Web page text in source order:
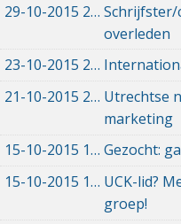
29-10-2015 29-10-2015 00:00
Schrijfster/
overleden
23-10-2015 23-10-2015 00:00
21-10-2015 21-10-2015 00:00
Utrechtse
marketing
15-10-2015 15-10-2015 00:00
Gezocht:
15-10-2015 15-10-2015 00:00
UCK-lid?
groep!